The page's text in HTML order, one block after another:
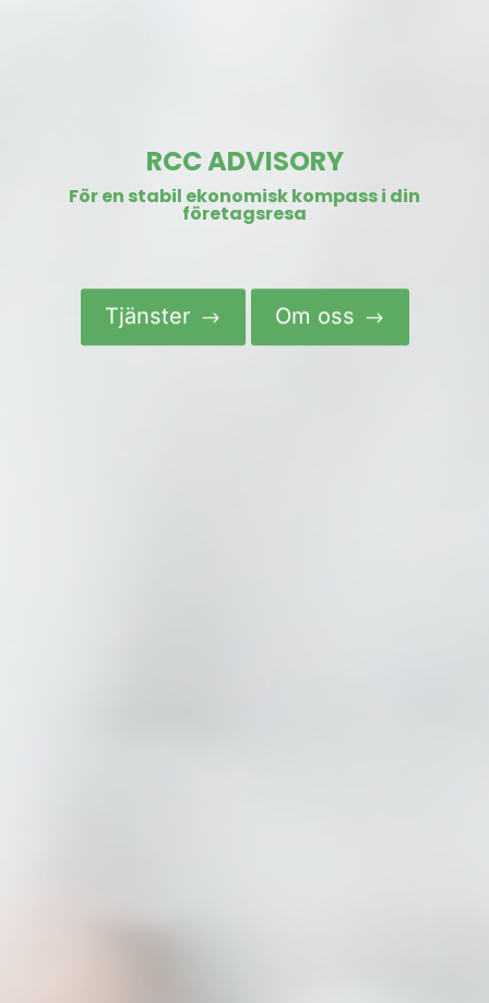
RCC ADVISORY
För en stabil ekonomisk kompass i din
företagsresa
Tjänster $ Om oss $